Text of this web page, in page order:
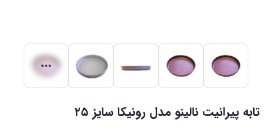
تابه پیرانیت نالینو مدل رونیکا سایز ۲۵